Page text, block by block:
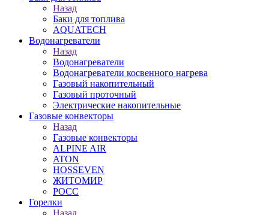
Назад
Баки для топлива
AQUATECH
Водонагреватели
Назад
Водонагреватели
Водонагреватели косвенного нагрева
Газовый накопительный
Газовый проточный
Электрические накопительные
Газовые конвекторы
Назад
Газовые конвекторы
ALPINE AIR
ATON
HOSSEVEN
ЖИТОМИР
РОСС
Горелки
Назад